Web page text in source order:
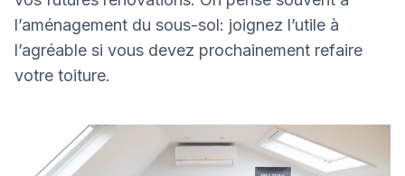
l’aménagement du sous-sol: joignez l’utile à
l’agréable si vous devez prochainement refaire
votre toiture.